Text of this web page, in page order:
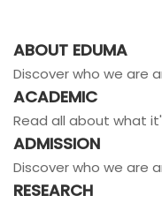
ABOUT EDUMA
Discover who we are
ACADEMIC
Read all about what
ADMISSION
Discover who we are
RESEARCH